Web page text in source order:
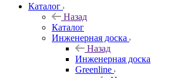
Каталог
Назад
Каталог
Инженерная доска
Назад
Инженерная доска
Greenline